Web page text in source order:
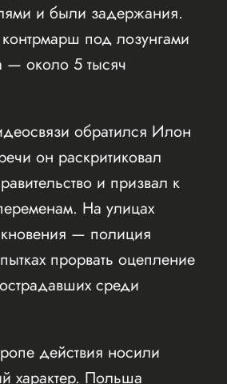
и были задержания.
под лозунгами
— около 5 тысяч
обратился Илон
он раскритиковал
и призвал к
На улицах
— полиция
прорвать оцепление
среди
действия носили
характер. Польша